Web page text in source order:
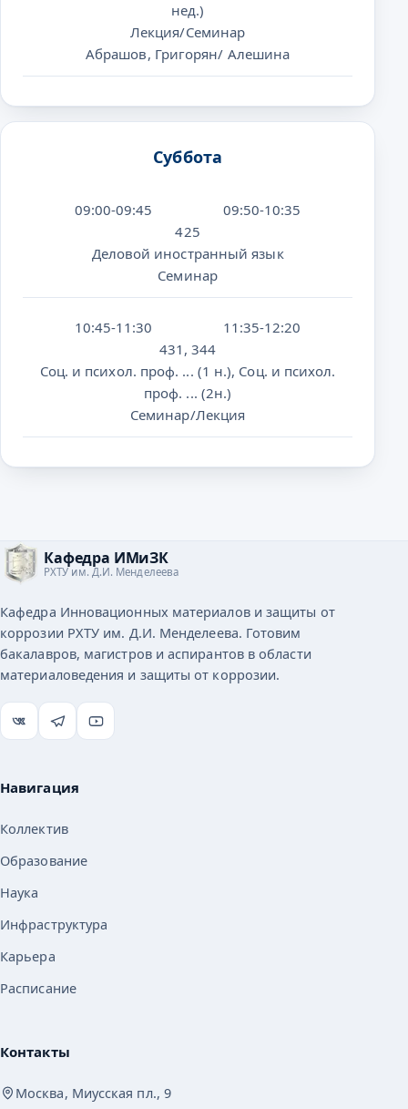
нед.)
Лекция/Семинар
Абрашов, Григорян/ Алешина
Суббота
09:00-09:45
09:50-10:35
425
Деловой иностранный язык
Семинар
10:45-11:30
11:35-12:20
431, 344
Соц. и психол. проф. ... (1 н.), Соц. и психол.
проф. ... (2н.)
Семинар/Лекция
Кафедра ИМиЗК
РХТУ им. Д.И. Менделеева
Кафедра Инновационных материалов и защиты от
коррозии РХТУ им. Д.И. Менделеева. Готовим
бакалавров, магистров и аспирантов в области
материаловедения и защиты от коррозии.
Навигация
Коллектив
Образование
Наука
Инфраструктура
Карьера
Расписание
Контакты
Москва, Миусская пл., 9